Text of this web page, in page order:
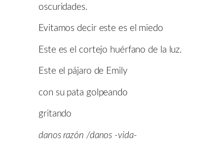
oscuridades.
Evitamos decir este es el miedo
Este es el cortejo huérfano de la luz.
Este el pájaro de Emily
con su pata golpeando
gritando
danos razón /danos -vida-